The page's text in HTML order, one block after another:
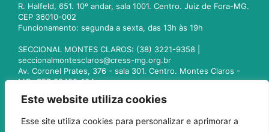
Este website utiliza cookies
Esse site utiliza cookies para personalizar e aprimorar a
R. Halfeld, 651. 10º andar, sala 1001. Centro. Juiz de Fora-MG.
CEP 36010-002
Funcionamento: segunda a sexta, das 13h às 19h
SECCIONAL MONTES CLAROS: (38) 3221-9358 |
seccionalmontesclaros@cress-mg.org.br
Av. Coronel Prates, 376 - sala 301. Centro. Montes Claros -
MG. CEP 39400-104
seccionaluberlandia@cress-mg.org.br